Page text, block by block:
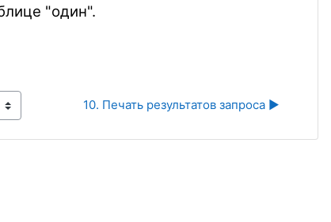
"один".
10. Печать результатов запроса ▶︎